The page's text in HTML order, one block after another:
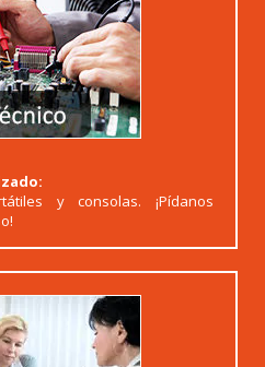
y consolas. ¡Pídanos